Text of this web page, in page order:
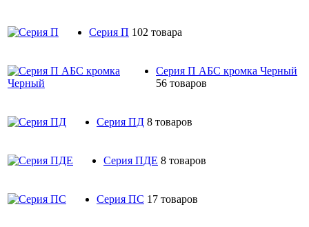
Серия П 102 товара
Серия П АБС кромка Черный
56 товаров
Серия ПД 8 товаров
Серия ПДЕ 8 товаров
Серия ПС 17 товаров